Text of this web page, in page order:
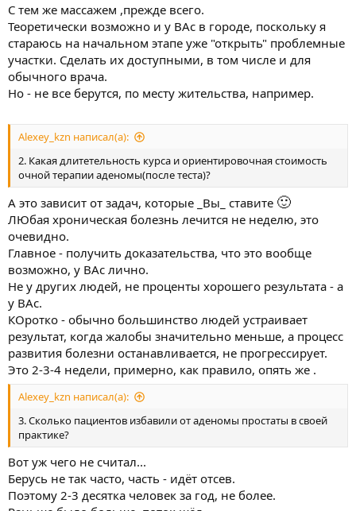
С тем же массажем ,прежде всего.
Теоретически возможно и у ВАс в городе, поскольку я
стараюсь на начальном этапе уже "открыть" проблемные
участки. Сделать их доступными, в том числе и для
обычного врача.
Но - не все берутся, по месту жительства, например.
Alexey_kzn написал(а):
2. Какая длитетельность курса и ориентировочная стоимость
очной терапии аденомы(после теста)?
А это зависит от задач, которые _Вы_ ставите 🙂
ЛЮбая хроническая болезнь лечится не неделю, это
очевидно.
Главное - получить доказательства, что это вообще
возможно, у ВАс лично.
Не у других людей, не проценты хорошего результата - а
у ВАс.
КОротко - обычно большинство людей устраивает
результат, когда жалобы значительно меньше, а процесс
развития болезни останавливается, не прогрессирует.
Это 2-3-4 недели, примерно, как правило, опять же .
Alexey_kzn написал(а):
3. Сколько пациентов избавили от аденомы простаты в своей
практике?
Вот уж чего не считал...
Берусь не так часто, часть - идёт отсев.
Поэтому 2-3 десятка человек за год, не более.